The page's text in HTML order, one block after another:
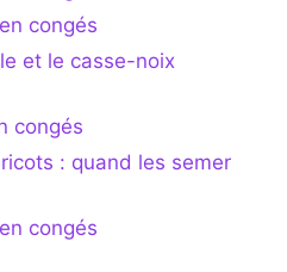
congés
et le casse-noix
congés
: quand les semer
congés